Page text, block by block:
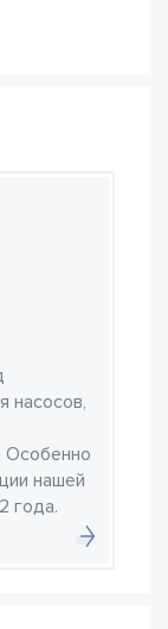
насосов,
Особенно
нашей
года.